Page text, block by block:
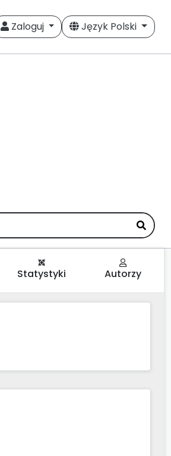
Zaloguj Język Polski
Statystyki Autorzy